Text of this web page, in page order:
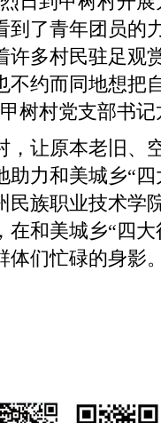
到了青年团员的
许多村民驻足观
不约而同地想把
树村党支部书
让原本老旧、
助力和美城乡“
民族职业技术学
在和美城乡“四
体们忙碌的身影